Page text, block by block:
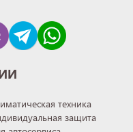
техника
защита